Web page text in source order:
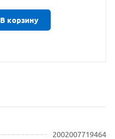
В корзину
2002007719464